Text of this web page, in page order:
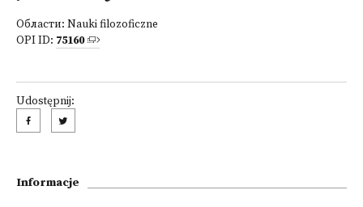
Области: Nauki filozoficzne
OPI ID: 75160
Udostępnij:
Informacje